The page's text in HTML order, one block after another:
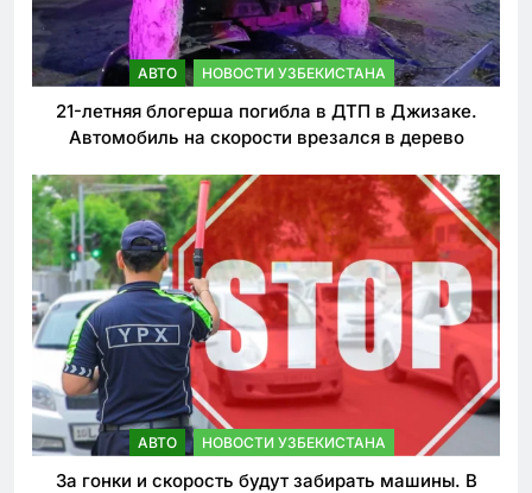
АВТО НОВОСТИ УЗБЕКИСТАНА
21-летняя блогерша погибла в ДТП в Джизаке.
Автомобиль на скорости врезался в дерево
АВТО НОВОСТИ УЗБЕКИСТАНА
За гонки и скорость будут забирать машины. В